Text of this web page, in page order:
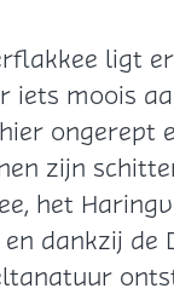
ligt
iets moois
ongerept
zijn
het
dankzij de